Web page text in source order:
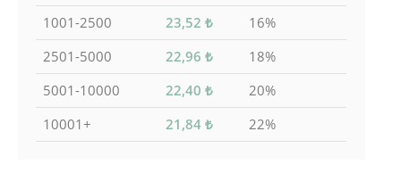
1001-2500
23,52₺
16%
2501-5000
22,96₺
18%
5001-10000
22,40₺
20%
10001+
21,84₺ 22%